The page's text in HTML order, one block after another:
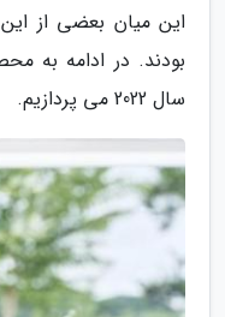
این میان بعضی از
بودند. در ادامه به
سال 2022 می پردازیم.